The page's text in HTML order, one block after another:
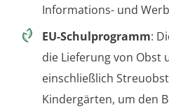
Informations- und
EU-Schulprogramm:
die Lieferung von Obst
einschließlich
Kindergärten, um den